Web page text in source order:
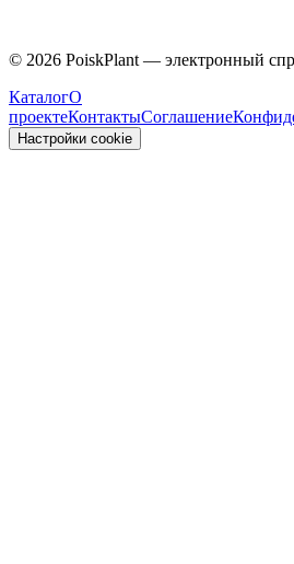
© 2026 PoiskPlant — электронный
КаталогО
проектеКонтактыСоглашение
Настройки cookie